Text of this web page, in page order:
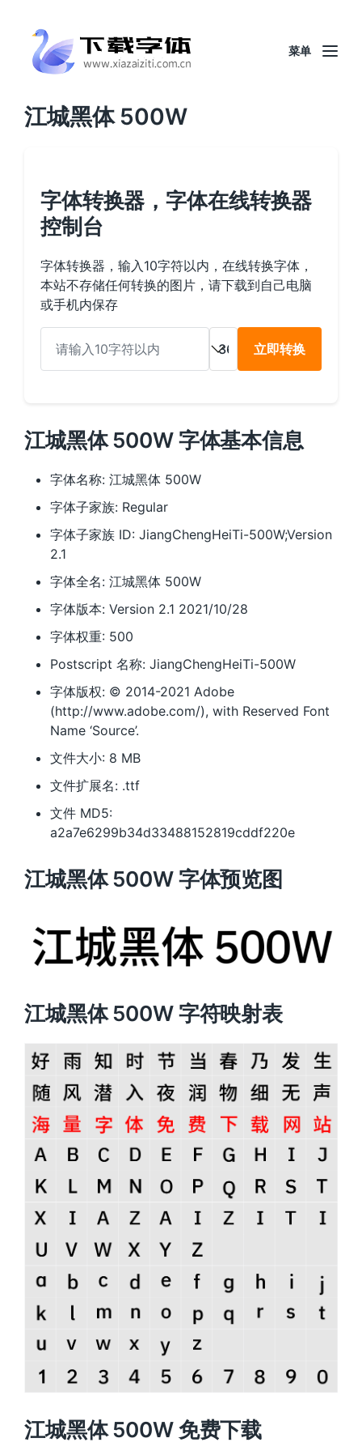
菜单
江城黑体 500W
字体转换器，字体在线转换器
控制台
字体转换器，输入10字符以内，在线转换字体，
本站不存储任何转换的图片，请下载到自己电脑
或手机内保存
立即转换
江城黑体 500W 字体基本信息
字体名称: 江城黑体 500W
字体子家族: Regular
字体子家族 ID: JiangChengHeiTi-500W;Version
2.1
字体全名: 江城黑体 500W
字体版本: Version 2.1 2021/10/28
字体权重: 500
Postscript 名称: JiangChengHeiTi-500W
字体版权: © 2014-2021 Adobe
(http://www.adobe.com/), with Reserved Font
Name ‘Source’.
文件大小: 8 MB
文件扩展名: .ttf
文件 MD5:
a2a7e6299b34d33488152819cddf220e
江城黑体 500W 字体预览图
江城黑体 500W 字符映射表
江城黑体 500W 免费下载